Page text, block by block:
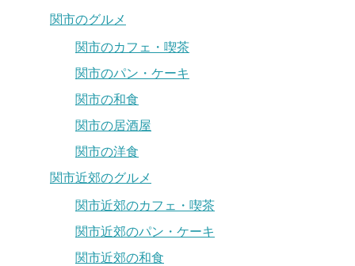
関市のグルメ
関市のカフェ・喫茶
関市のパン・ケーキ
関市の和食
関市の居酒屋
関市の洋食
関市近郊のグルメ
関市近郊のカフェ・喫茶
関市近郊のパン・ケーキ
関市近郊の和食